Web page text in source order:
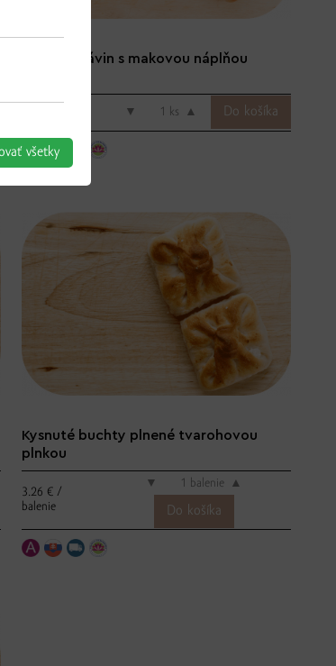
Kysnutý závin s makovou náplňou
▼ ks ▲
Kysnuté buchty plnené tvarohovou
plnkou
3.26 € /
balenie
▼ balenie ▲
všetky